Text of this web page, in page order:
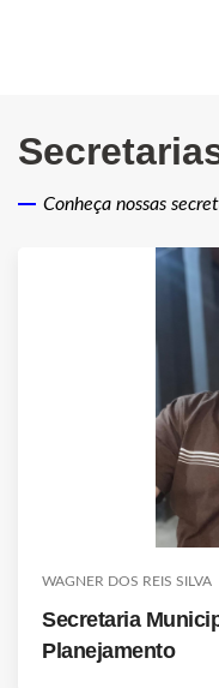
Conheça nossas
WAGNER DOS REIS SILVA
Secretaria
Planejamento